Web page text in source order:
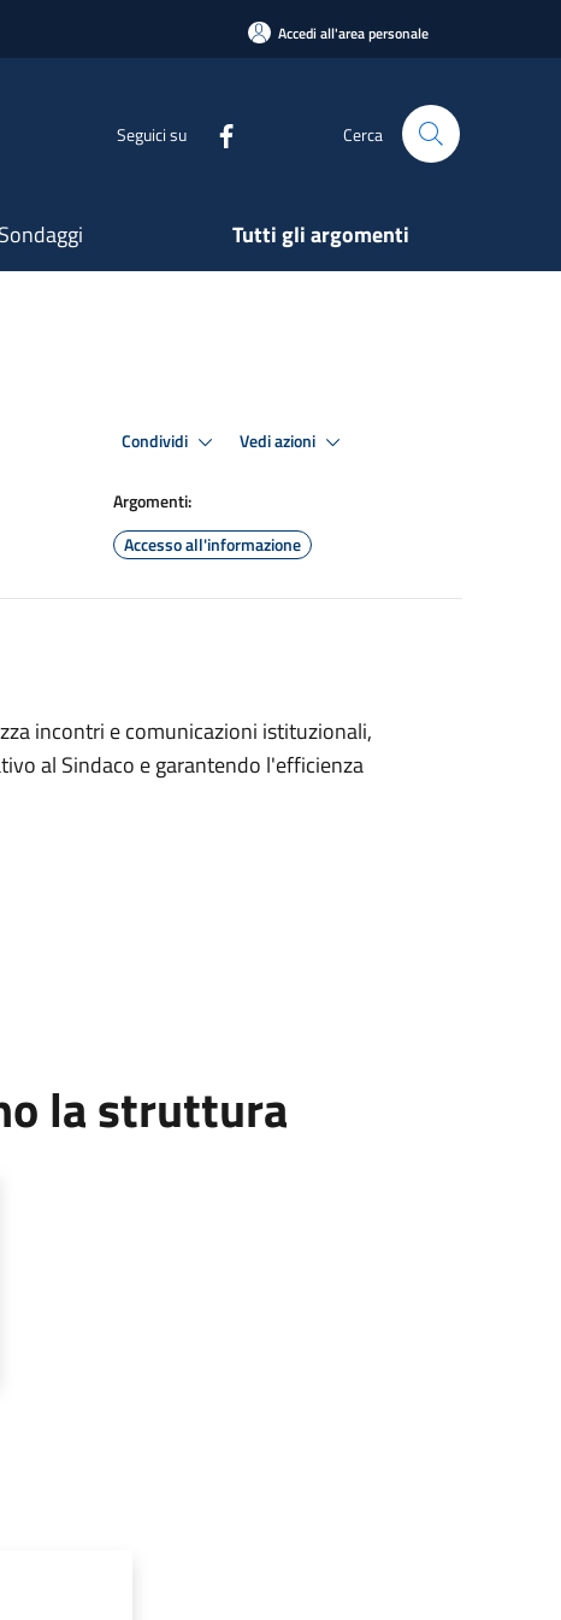
Accedi all'area personale
Seguici su Cerca
Sondaggi Tutti gli argomenti
Condividi Vedi azioni
Argomenti:
Accesso all'informazione
incontri e comunicazioni istituzionali,
al Sindaco e garantendo l'efficienza
la struttura